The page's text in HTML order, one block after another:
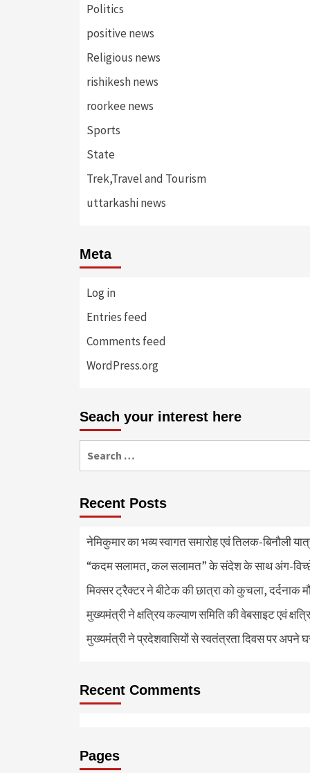
Politics
positive news
Religious news
rishikesh news
roorkee news
Sports
State
Trek,Travel and Tourism
uttarkashi news
Meta
Log in
Entries feed
Comments feed
WordPress.org
Seach your interest here
for:
Recent Posts
नेमिकुमार का भव्य स्वागत समारोह एवं तिलक-बिनौली
“कदम सलामत, कल सलामत” के संदेश के साथ अंग-
मिक्सर ट्रैक्टर ने बीटेक की छात्रा को कुचला, दर्दनाक
मुख्यमंत्री ने क्षत्रिय कल्याण समिति की वेबसाइट एवं
मुख्यमंत्री ने प्रदेशवासियों से स्वतंत्रता दिवस पर अपने
Recent Comments
Pages